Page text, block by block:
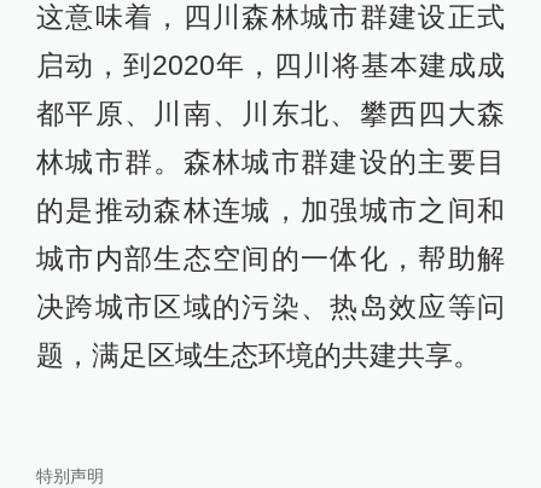
这意味着，四川森林城市群建设正式
启动，到2020年，四川将基本建成成
都平原、川南、川东北、攀西四大森
林城市群。森林城市群建设的主要目
的是推动森林连城，加强城市之间和
城市内部生态空间的一体化，帮助解
决跨城市区域的污染、热岛效应等问
题，满足区域生态环境的共建共享。
特别声明